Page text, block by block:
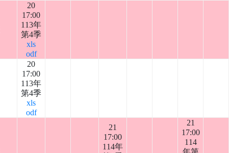
20
17:00
113年
第4季
xls
odf
20
17:00
113年
第4季
xls
odf
21
17:00
114年
21
17:00
114